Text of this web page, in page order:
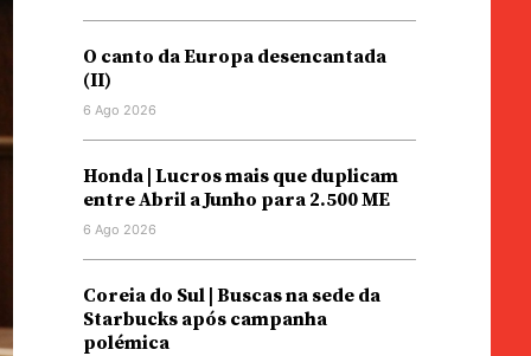
O canto da Europa desencantada
(II)
6 Ago 2026
Honda | Lucros mais que duplicam
entre Abril a Junho para 2.500 ME
6 Ago 2026
Coreia do Sul | Buscas na sede da
Starbucks após campanha
polémica